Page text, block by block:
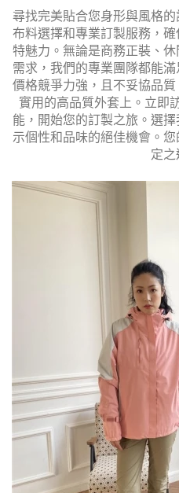
尋找完美貼合您身形與風格
布料選擇和專業訂製服務，
特魅力。無論是商務正裝、
需求，我們的專業團隊都能
價格競爭力強，且不妥協品
實用的高品質外套上。立即
能，開始您的訂製之旅。選
示個性和品味的絕佳機會。
定之